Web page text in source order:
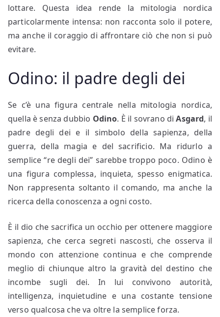
lottare. Questa idea rende la mitologia nordica
particolarmente intensa: non racconta solo il potere,
ma anche il coraggio di affrontare ciò che non si può
evitare.
Odino: il padre degli dei
Se c’è una figura centrale nella mitologia nordica,
quella è senza dubbio Odino. È il sovrano diAsgard, il
padre degli dei e il simbolo della sapienza, della
guerra, della magia e del sacrificio. Ma ridurlo a
semplice “re degli dei” sarebbe troppo poco. Odino è
una figura complessa, inquieta, spesso enigmatica.
Non rappresenta soltanto il comando, ma anche la
ricerca della conoscenza a ogni costo.
È il dio che sacrifica un occhio per ottenere maggiore
sapienza, che cerca segreti nascosti, che osserva il
mondo con attenzione continua e che comprende
meglio di chiunque altro la gravità del destino che
incombe sugli dei. In lui convivono autorità,
intelligenza, inquietudine e una costante tensione
verso qualcosa che va oltre la semplice forza.